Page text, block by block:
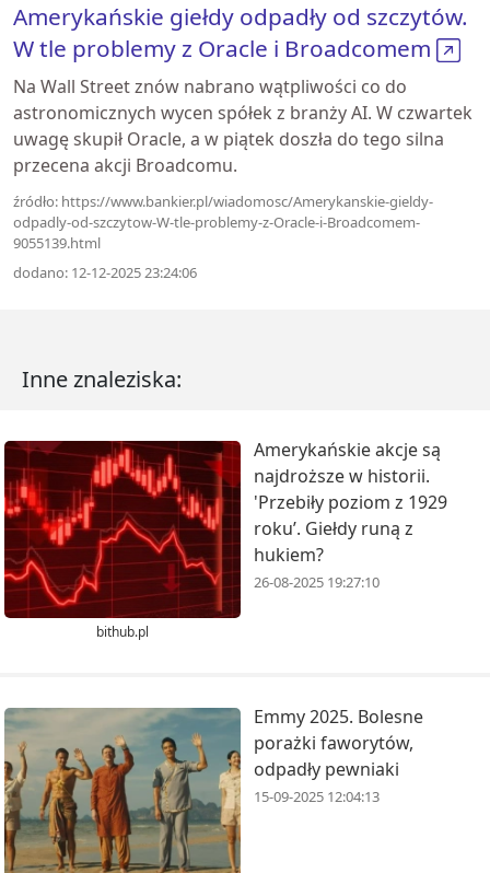
Amerykańskie giełdy odpadły od szczytów.
W tle problemy z Oracle i Broadcomem
Na Wall Street znów nabrano wątpliwości co do
astronomicznych wycen spółek z branży AI. W czwartek
uwagę skupił Oracle, a w piątek doszła do tego silna
przecena akcji Broadcomu.
źródło: https://www.bankier.pl/wiadomosc/Amerykanskie-gieldy-
odpadly-od-szczytow-W-tle-problemy-z-Oracle-i-Broadcomem-
9055139.html
dodano: 12-12-2025 23:24:06
Inne znaleziska:
bithub.pl
Amerykańskie akcje są
najdroższe w historii.
'Przebiły poziom z 1929
roku’. Giełdy runą z
hukiem?
26-08-2025 19:27:10
Emmy 2025. Bolesne
porażki faworytów,
odpadły pewniaki
15-09-2025 12:04:13